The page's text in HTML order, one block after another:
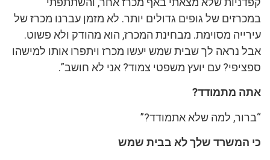
במכרזים של גופים גדולים יותר. לא מזמן עברנו מכרז של
עירייה מסוימת. מבחינת המכרז, הוא מהודק ולא פשוט.
אבל נראה לך שבית שמש יעשו מכרז ויתפרו אותו למישהו
ספציפי? עם יועץ משפטי צמוד? אני לא חושב”.
אתה מתמודד?
“ברור, למה שלא אתמודד?”
כי המשרד שלך לא בבית שמש